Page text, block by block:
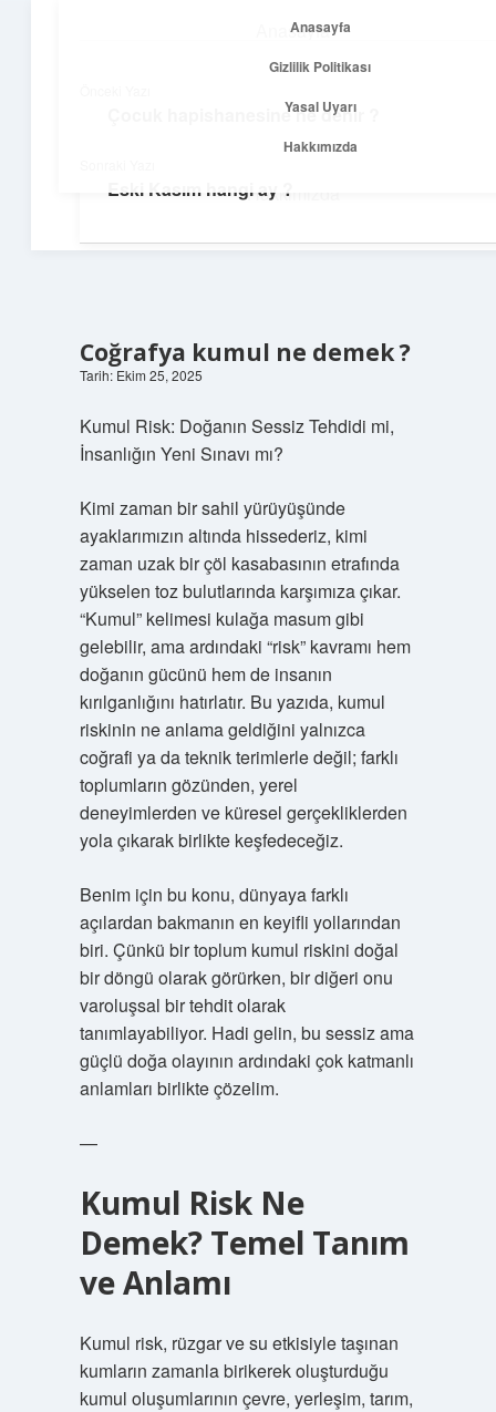
Anasayfa
Yasal Uyarı
Hakkımızda
Yolculuk ve İlham
Coğrafya kumul ne demek ?
Tarih: Ekim 25, 2025
Kumul Risk: Doğanın Sessiz Tehdidi mi,
İnsanlığın Yeni Sınavı mı?
Kimi zaman bir sahil yürüyüşünde
ayaklarımızın altında hissederiz, kimi
zaman uzak bir çöl kasabasının etrafında
yükselen toz bulutlarında karşımıza çıkar.
“Kumul” kelimesi kulağa masum gibi
gelebilir, ama ardındaki “risk” kavramı hem
doğanın gücünü hem de insanın
kırılganlığını hatırlatır. Bu yazıda, kumul
riskinin ne anlama geldiğini yalnızca
coğrafi ya da teknik terimlerle değil; farklı
toplumların gözünden, yerel
deneyimlerden ve küresel gerçekliklerden
yola çıkarak birlikte keşfedeceğiz.
Benim için bu konu, dünyaya farklı
açılardan bakmanın en keyifli yollarından
biri. Çünkü bir toplum kumul riskini doğal
bir döngü olarak görürken, bir diğeri onu
varoluşsal bir tehdit olarak
tanımlayabiliyor. Hadi gelin, bu sessiz ama
güçlü doğa olayının ardındaki çok katmanlı
anlamları birlikte çözelim.
—
Kumul Risk Ne
Demek? Temel Tanım
ve Anlamı
Kumul risk, rüzgar ve su etkisiyle taşınan
kumların zamanla birikerek oluşturduğu
kumul oluşumlarının çevre, yerleşim, tarım,
Çocuk hapishanesine ne denir ?
Eski Kasım hangi ay ?
Anasayfa
Gizlilik Politikası
Yasal Uyarı
Hakkımızda